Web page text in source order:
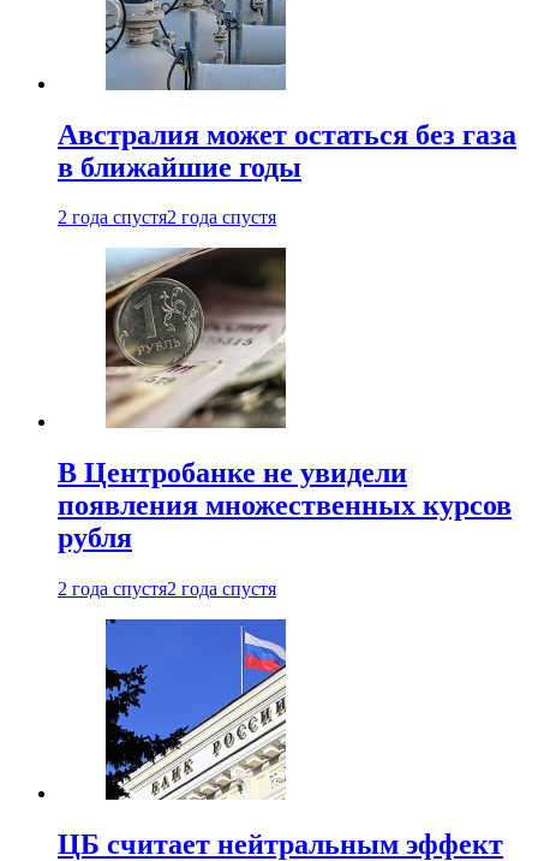
Австралия может остаться без газа
в ближайшие годы
2 года спустя2 года спустя
В Центробанке не увидели
появления множественных курсов
рубля
2 года спустя2 года спустя
ЦБ считает нейтральным эффект